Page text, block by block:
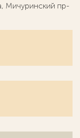
Мичуринский пр-